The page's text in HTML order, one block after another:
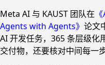
Meta AI 与 KAUST 团队在
Agents with Agents》 论文
AI 开发任务，365 条层级化
交付物，还要核对中间每一